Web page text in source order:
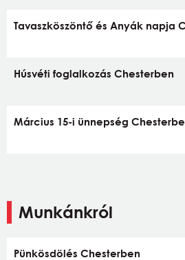
Tavaszköszöntő és Anyák napja
Húsvéti foglalkozás Chesterben
Március 15-i ünnepség
Munkánkról
Pünkösdölés Chesterben